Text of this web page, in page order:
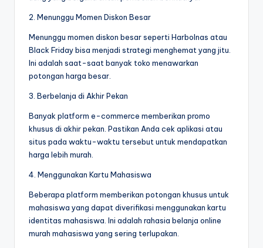
2. Menunggu Momen Diskon Besar
Menunggu momen diskon besar seperti Harbolnas atau
Black Friday bisa menjadi strategi menghemat yang jitu.
Ini adalah saat-saat banyak toko menawarkan
potongan harga besar.
3. Berbelanja di Akhir Pekan
Banyak platform e-commerce memberikan promo
khusus di akhir pekan. Pastikan Anda cek aplikasi atau
situs pada waktu-waktu tersebut untuk mendapatkan
harga lebih murah.
4. Menggunakan Kartu Mahasiswa
Beberapa platform memberikan potongan khusus untuk
mahasiswa yang dapat diverifikasi menggunakan kartu
identitas mahasiswa. Ini adalah rahasia belanja online
murah mahasiswa yang sering terlupakan.